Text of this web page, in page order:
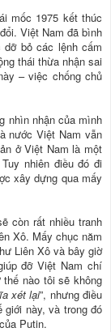
mốc 1975 kết thúc
Việt Nam đã bình
bỏ các lệnh cấm
thái thừa nhận sai
– việc chống chủ
nhìn nhận của mình
nước Việt Nam vẫn
ở Việt Nam là một
nhiên điều đó đi
xây dựng qua mấy
còn rất nhiều tranh
Xô. Mấy chục năm
Liên Xô và bây giờ
đỡ Việt Nam chí
nào tôi sẽ không
xét lại”, nhưng điều
giới này, và trong đó
Putin.